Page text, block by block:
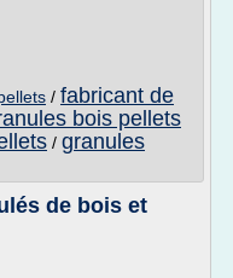
/ fabricant de
bois pellets
/ granules
de bois et